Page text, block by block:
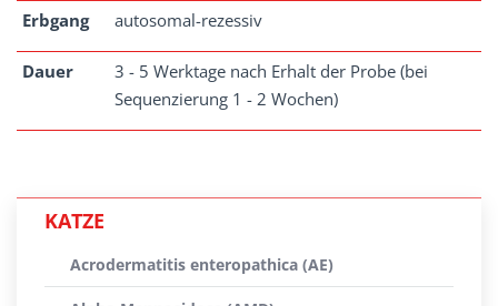
Erbgang autosomal-rezessiv
Dauer
3 - 5 Werktage nach Erhalt der Probe (bei
Sequenzierung 1 - 2 Wochen)
KATZE
Acrodermatitis enteropathica (AE)